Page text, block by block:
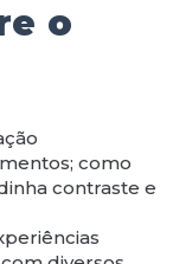
o
como
contraste e